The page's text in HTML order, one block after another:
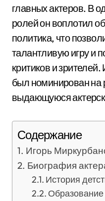
главных актеров. В
ролей он воплотил
политика, что
талантливую игру и
критиков и
был номинирован на
выдающуюся
Содержание
Игорь
Биография
История